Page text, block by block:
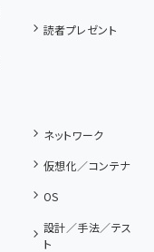
読者プレゼント
ネットワーク
仮想化／コンテナ
OS
設計／手法／テス
ト